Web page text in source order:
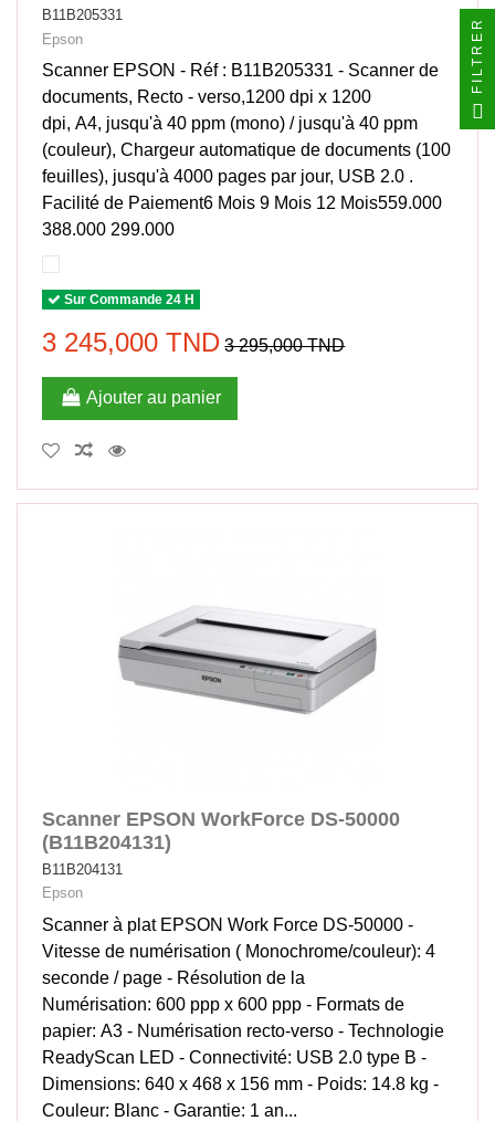
B11B205331
Epson
Scanner EPSON - Réf : B11B205331 - Scanner de
documents, Recto - verso,1200 dpi x 1200
dpi, A4, jusqu'à 40 ppm (mono) / jusqu'à 40 ppm
(couleur), Chargeur automatique de documents (100
feuilles), jusqu'à 4000 pages par jour, USB 2.0 .
Facilité de Paiement6 Mois 9 Mois 12 Mois559.000
388.000 299.000
Sur Commande 24 H
3 245,000 TND 3 295,000 TND
Ajouter au panier
Scanner EPSON WorkForce DS-50000
(B11B204131)
B11B204131
Epson
Scanner à plat EPSON Work Force DS-50000 -
Vitesse de numérisation ( Monochrome/couleur): 4
seconde / page - Résolution de la
Numérisation: 600 ppp x 600 ppp - Formats de
papier: A3 - Numérisation recto-verso - Technologie
ReadyScan LED - Connectivité: USB 2.0 type B -
Dimensions: 640‎ x 468 x 156 mm - Poids: 14.8 kg -
Couleur: Blanc - Garantie: 1 an...
FILTRER